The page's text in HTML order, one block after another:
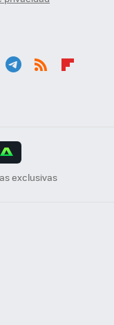
exclusivas